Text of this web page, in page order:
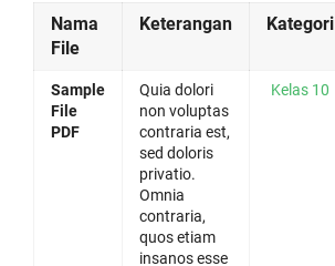
Nama
File
Keterangan Kategori
Sample
File
PDF
Quia dolori
non voluptas
contraria est,
sed doloris
privatio.
Omnia
contraria,
quos etiam
insanos esse
Kelas 10